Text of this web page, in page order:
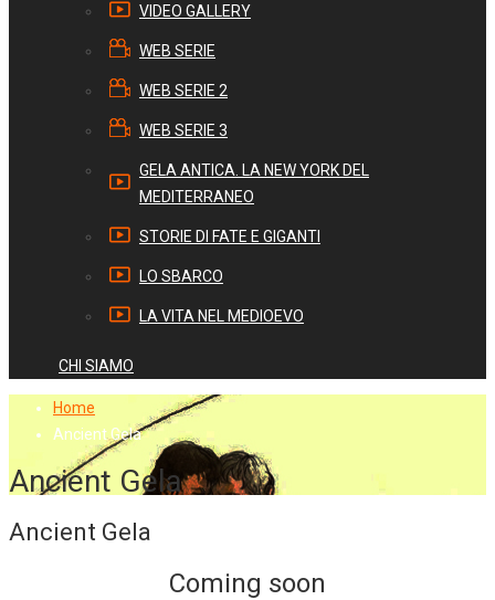
VIDEO GALLERY
WEB SERIE
WEB SERIE 2
WEB SERIE 3
GELA ANTICA. LA NEW YORK DEL
MEDITERRANEO
STORIE DI FATE E GIGANTI
LO SBARCO
LA VITA NEL MEDIOEVO
CHI SIAMO
Home
Ancient Gela
Ancient Gela
Ancient Gela
Coming soon